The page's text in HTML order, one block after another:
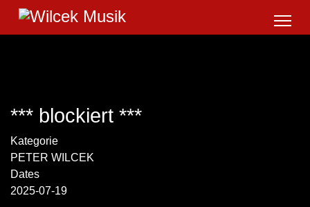
*** blockiert ***
Kategorie
PETER WILCEK
Dates
2025-07-19